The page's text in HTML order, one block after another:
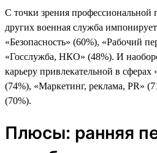
С точки зрения профессиональной
других военная служба
«Безопасность» (60%), «Рабочий
«Госслужба, НКО» (48%). И
карьеру привлекательной в сферах
(74%), «Маркетинг, реклама, PR»
(70%).
Плюсы: ранняя